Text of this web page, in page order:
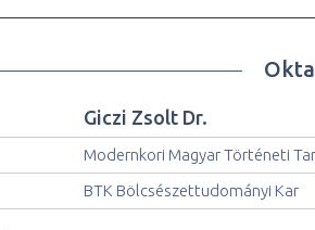
Giczi Zsolt Dr.
Modernkori Magyar Történeti
BTK Bölcsészettudományi Kar